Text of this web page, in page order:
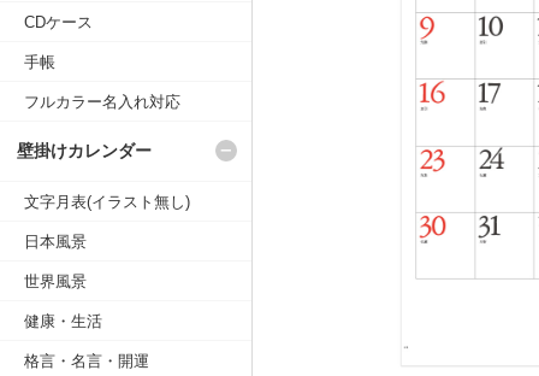
CDケース
手帳
フルカラー名入れ対応
壁掛けカレンダー
文字月表(イラスト無し)
日本風景
世界風景
健康・生活
格言・名言・開運